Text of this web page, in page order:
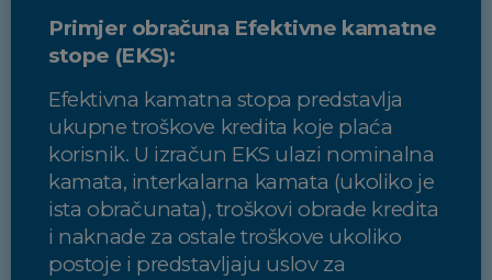
Primjer obračuna Efektivne kamatne
stope (EKS):
Efektivna kamatna stopa predstavlja
ukupne troškove kredita koje plaća
korisnik. U izračun EKS ulazi nominalna
kamata, interkalarna kamata (ukoliko je
ista obračunata), troškovi obrade kredita
i naknade za ostale troškove ukoliko
postoje i predstavljaju uslov za